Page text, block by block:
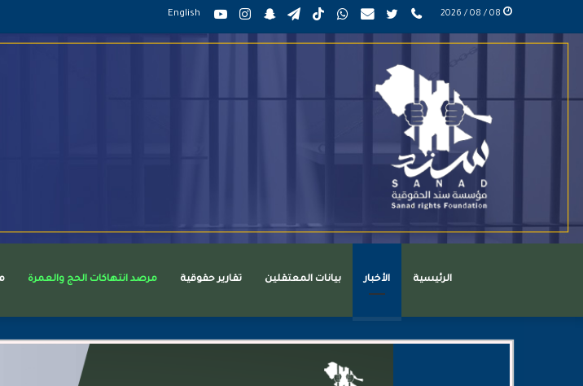
يوتيوب
انستقرام سناب
تشات
تيلقرامTikTokواتساب mail تويتر
عربي
phone
English
الرئيسية الأخبار بيانات المعتقلين تقارير حقوقية مرصد انتهاكات الحج والعمرة